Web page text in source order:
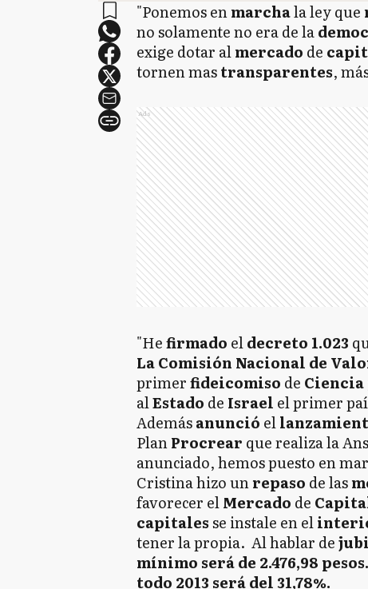
"Ponemos enmarchala ley que
no solamente no era de la
exige dotar almercado de
tornen mastransparentes,
Ads
"Hefirmado eldecreto 1.023
La Comisión Nacional de
primerfideicomiso de Ciencia
alEstado de Israel el primer
Ademásanunció el
PlanProcrear que realiza la
anunciado, hemos puesto en
Cristina hizo unrepaso de las
favorecer elMercado de
capitalesse instale en el
tener la propia. Al hablar de
mínimo será de 2.476,98
todo 2013 será del 31,78%.